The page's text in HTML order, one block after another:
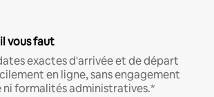
vous faut
exactes d'arrivée et de départ
en ligne, sans engagement
formalités administratives.*